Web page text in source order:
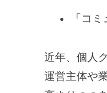
「コ
近年、個人
運営主体や